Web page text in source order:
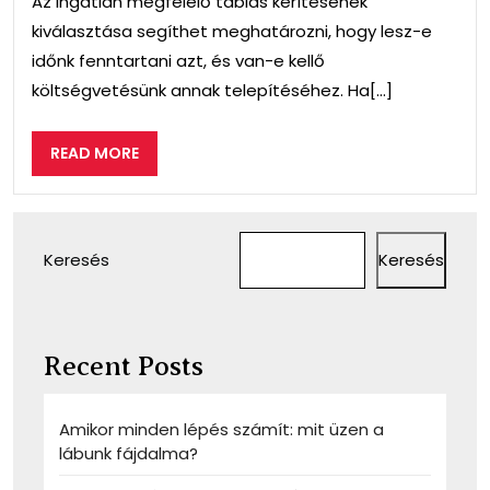
kiválasztása segíthet meghatározni, hogy lesz-e
időnk fenntartani azt, és van-e kellő
költségvetésünk annak telepítéséhez. Ha[...]
READ MOREREAD
MORE
Keresés Keresés
Recent Posts
Amikor minden lépés számít: mit üzen a
lábunk fájdalma?